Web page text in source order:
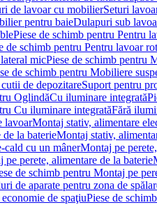
de lavoar cu mobilierSeturi
pentru baieDulapuri sub
Piese de schimb pentru Pentru
de schimb pentru Pentru lavoar
micPiese de schimb pentru
de schimb pentru Mobiliere
de depozitareSuport pentru
OglindăCu iluminare integrată
Cu iluminare integratăFără
lavoarMontaj stativ, alimentare
la baterieMontaj stativ,
cald cu un mânerMontaj pe
perete, alimentare de la baterie
de schimb pentru Montaj pe
de aparate pentru zona de
de spaţiuPiese de